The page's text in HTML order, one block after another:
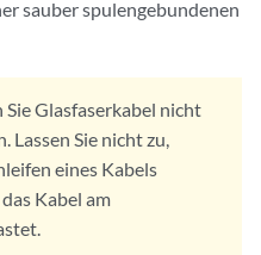
sauber spulengebundenen
Sie Glasfaserkabel nicht
Lassen Sie nicht zu,
eines Kabels
Kabel am